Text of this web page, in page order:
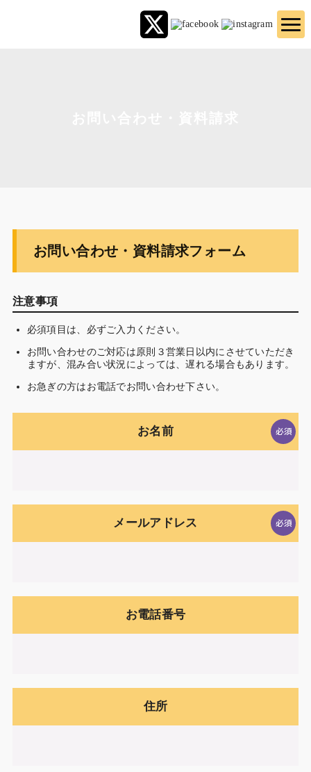
お問い合わせ・資料請求フォーム
注意事項
必須項目は、必ずご入力ください。
お問い合わせのご対応は原則３営業日以内にさせていただき
ますが、混み合い状況によっては、遅れる場合もあります。
お急ぎの方はお電話でお問い合わせ下さい。
お名前
メールアドレス
お電話番号
住所